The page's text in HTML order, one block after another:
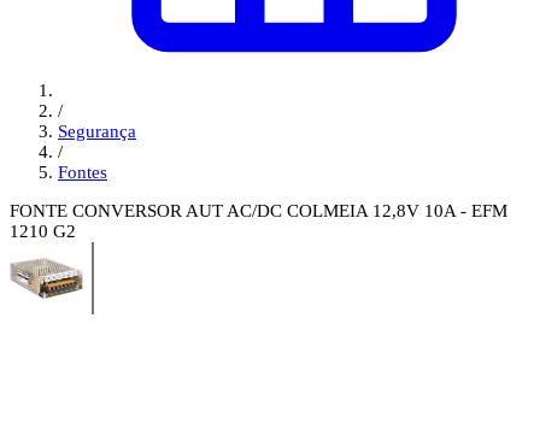
/
Segurança
/
Fontes
FONTE CONVERSOR AUT AC/DC COLMEIA 12,8V 10A - EFM
1210 G2